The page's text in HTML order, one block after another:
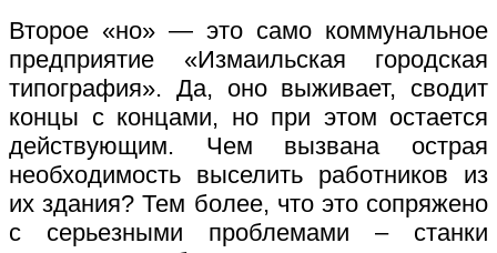
Второе «но» — это само коммунальное
предприятие «Измаильская городская
типография». Да, оно выживает, сводит
концы с концами, но при этом остается
действующим. Чем вызвана острая
необходимость выселить работников из
их здания? Тем более, что это сопряжено
с серьезными проблемами – станки